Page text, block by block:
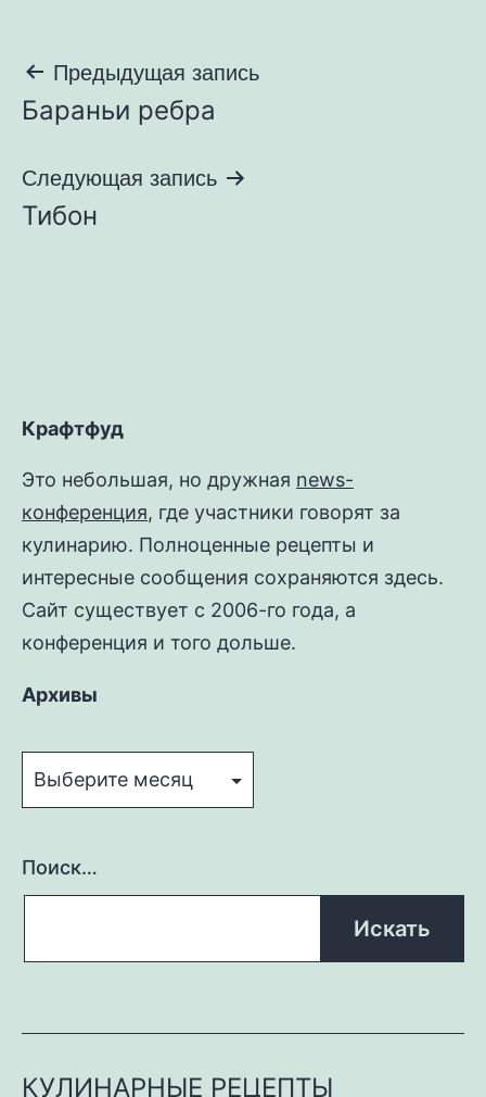
Навигация
по
записям
Предыдущая запись
Бараньи ребра
Следующая запись
Тибон
Крафтфуд
Это небольшая, но дружная news-
конференция, где участники говорят за
кулинарию. Полноценные рецепты и
интересные сообщения сохраняются здесь.
Сайт существует с 2006-го года, а
конференция и того дольше.
Архивы
Поиск…
КУЛИНАРНЫЕ РЕЦЕПТЫ